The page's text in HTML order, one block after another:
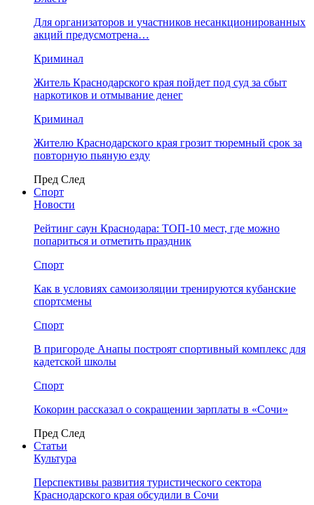
Для организаторов и участников несанкционированных
акций предусмотрена…
Криминал
Житель Краснодарского края пойдет под суд за сбыт
наркотиков и отмывание денег
Криминал
Жителю Краснодарского края грозит тюремный срок за
повторную пьяную езду
Пред След
Спорт
Новости
Рейтинг саун Краснодара: ТОП-10 мест, где можно
попариться и отметить праздник
Спорт
Как в условиях самоизоляции тренируются кубанские
спортсмены
Спорт
В пригороде Анапы построят спортивный комплекс для
кадетской школы
Спорт
Кокорин рассказал о сокращении зарплаты в «Сочи»
Пред След
Статьи
Культура
Перспективы развития туристического сектора
Краснодарского края обсудили в Сочи